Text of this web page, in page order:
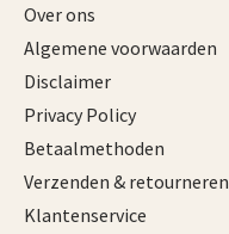
Over ons
Algemene voorwaarden
Disclaimer
Privacy Policy
Betaalmethoden
Verzenden & retourneren
Klantenservice